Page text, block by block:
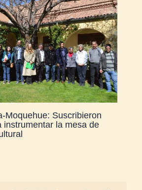
Moquehue: Suscribieron
instrumentar la mesa de